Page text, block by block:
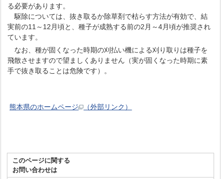
る必要があります。
駆除については、抜き取るか除草剤で枯らす方法が有効で、結
実前の11～12月頃と、種子が成熟する前の2月～4月頃が推奨され
ています。
なお、種が固くなった時期の刈払い機による刈り取りは種子を
飛散させますので望ましくありません（実が固くなった時期に素
手で抜き取ることは危険です）。
熊本県のホームページ （外部リンク）
このページに関する
お問い合わせは